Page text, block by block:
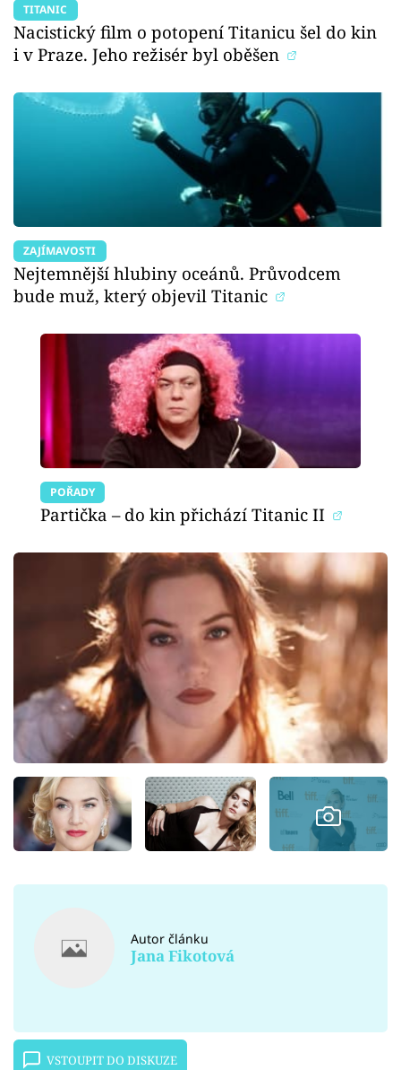
TITANIC
Nacistický film o potopení Titanicu šel do kin
i v Praze. Jeho režisér byl oběšen
ZAJÍMAVOSTI
Nejtemnější hlubiny oceánů. Průvodcem
bude muž, který objevil Titanic
POŘADY
Partička – do kin přichází Titanic II
Autor článku
Jana Fikotová
VSTOUPIT DO DISKUZE